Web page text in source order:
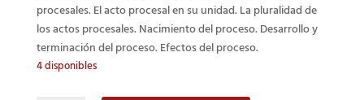
procesales. El acto procesal en su unidad. La pluralidad de
los actos procesales. Nacimiento del proceso. Desarrollo y
terminación del proceso. Efectos del proceso.
4 disponibles